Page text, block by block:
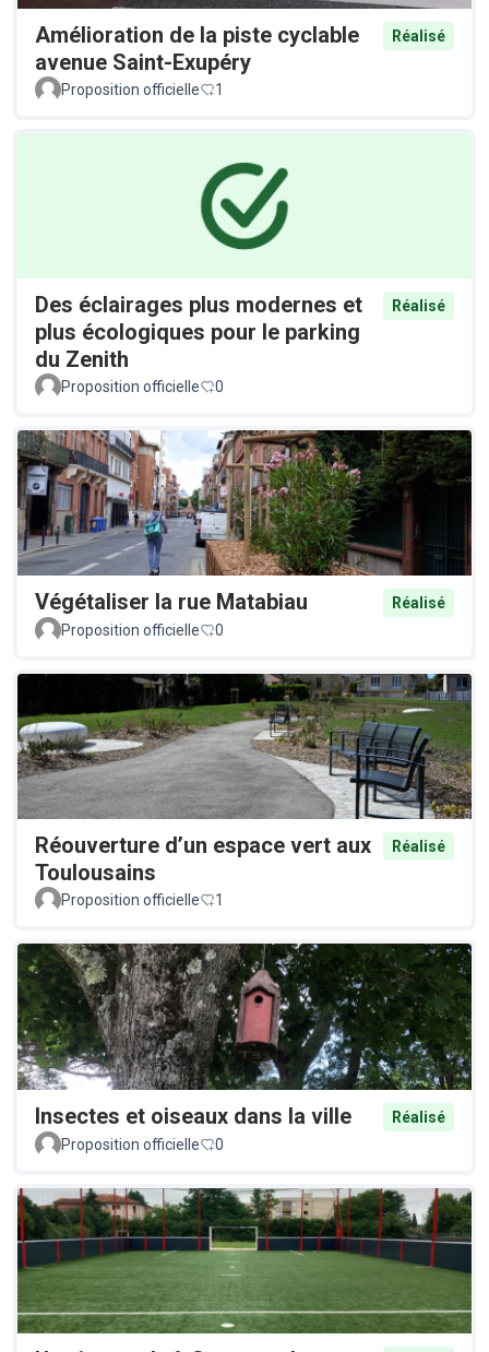
Amélioration de la piste cyclable
avenue Saint-Exupéry
Réalisé
Proposition officielle 1
Des éclairages plus modernes et
plus écologiques pour le parking
du Zenith
Réalisé
Proposition officielle 0
Végétaliser la rue Matabiau
Réalisé
Proposition officielle
0
Réouverture d’un espace vert aux
Toulousains
Réalisé
Proposition officielle 1
Insectes et oiseaux dans la ville
Réalisé
Proposition officielle
0